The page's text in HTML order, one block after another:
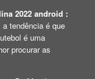
2022 android :
tendência é que
é uma
procurar as